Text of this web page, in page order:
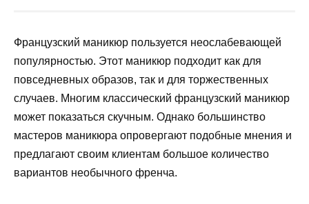
Французский маникюр пользуется неослабевающей
популярностью. Этот маникюр подходит как для
повседневных образов, так и для торжественных
случаев. Многим классический французский маникюр
может показаться скучным. Однако большинство
мастеров маникюра опровергают подобные мнения и
предлагают своим клиентам большое количество
вариантов необычного френча.